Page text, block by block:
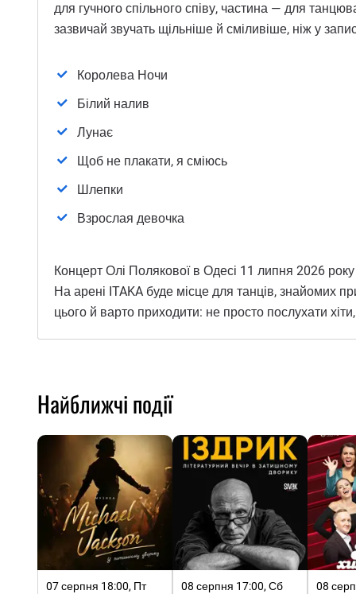
для гучного спільного співу, частина — для
зазвичай звучать щільніше й сміливіше, ніж у
Королева Ночи
Білий налив
Лунає
Щоб не плакати, я сміюсь
Шлепки
Взрослая девочка
Концерт Олі Полякової в Одесі 11 липня 2026
На арені ITAKA буде місце для танців, знайомих
цього й варто приходити: не просто послухати
Найближчі події
07 серпня 18:00, Пт 08 серпня 17:00, Сб 08